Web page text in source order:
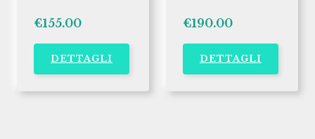
€155.00
DETTAGLI
€190.00
DETTAGLI